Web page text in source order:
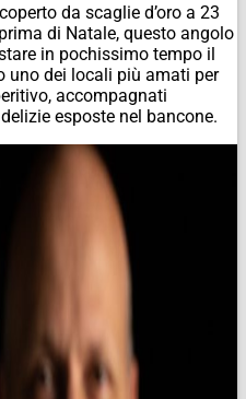
da scaglie d’oro a 23
di Natale, questo angolo
in pochissimo tempo il
uno dei locali più amati per
accompagnati
esposte nel bancone.